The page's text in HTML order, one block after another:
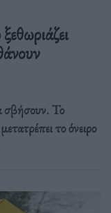
σβήσουν. Το
το όνειρο